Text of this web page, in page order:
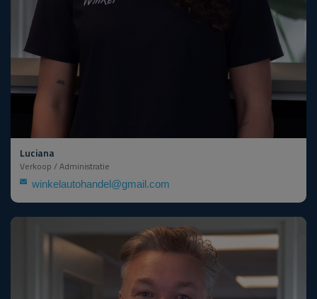
Luciana
Verkoop / Administratie
winkelautohandel@gmail.com